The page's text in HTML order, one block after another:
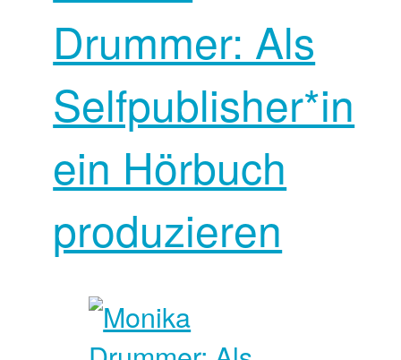
Drummer: Als
Selfpublisher*in
ein Hörbuch
produzieren